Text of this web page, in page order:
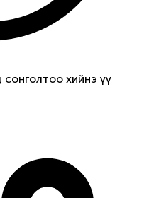
хийнэ үү